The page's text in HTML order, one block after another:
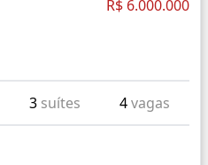
R$ 6.000.000
3 suítes 4vagas